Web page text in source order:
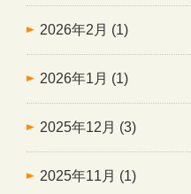
2026年2月 (1)
2026年1月 (1)
2025年12月 (3)
2025年11月 (1)